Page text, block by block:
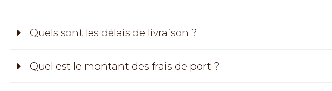
Quels sont les délais de livraison ?
Quel est le montant des frais de port ?